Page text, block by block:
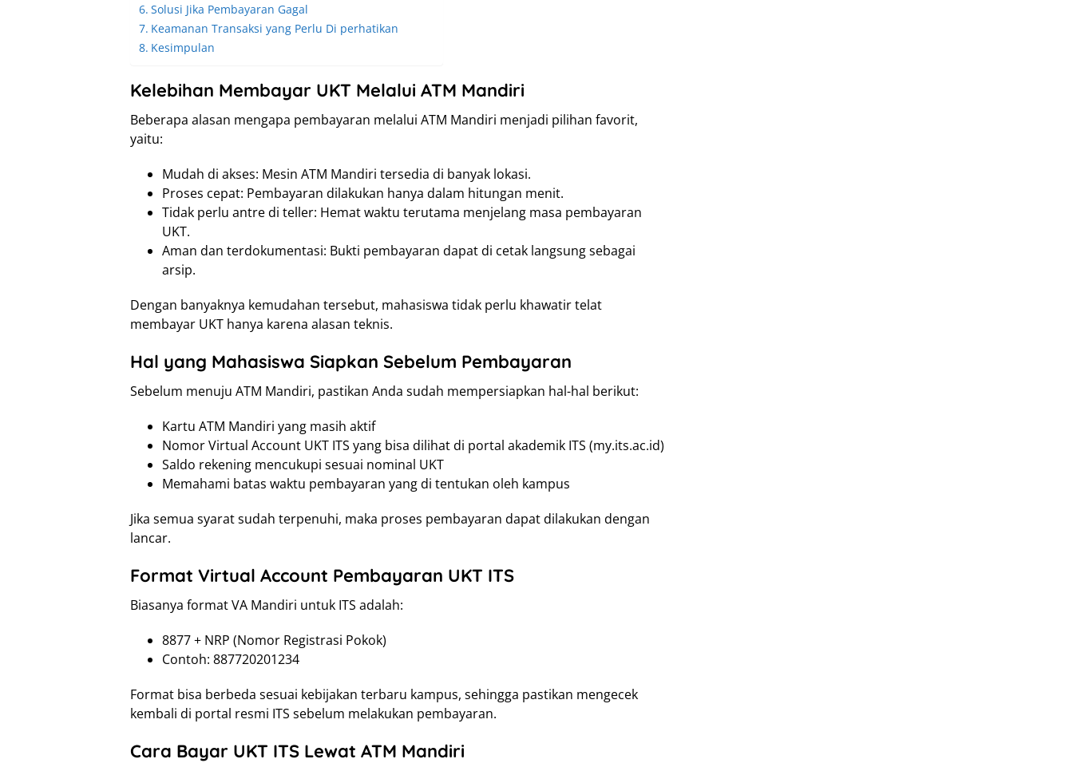
Solusi Jika Pembayaran Gagal
Keamanan Transaksi yang Perlu Di perhatikan
Kesimpulan
Kelebihan Membayar UKT Melalui ATM Mandiri
Beberapa alasan mengapa pembayaran melalui ATM Mandiri menjadi pilihan favorit,
yaitu:
Mudah di akses: Mesin ATM Mandiri tersedia di banyak lokasi.
Proses cepat: Pembayaran dilakukan hanya dalam hitungan menit.
Tidak perlu antre di teller: Hemat waktu terutama menjelang masa pembayaran
UKT.
Aman dan terdokumentasi: Bukti pembayaran dapat di cetak langsung sebagai
arsip.
Dengan banyaknya kemudahan tersebut, mahasiswa tidak perlu khawatir telat
membayar UKT hanya karena alasan teknis.
Hal yang Mahasiswa Siapkan Sebelum Pembayaran
Sebelum menuju ATM Mandiri, pastikan Anda sudah mempersiapkan hal-hal berikut:
Kartu ATM Mandiri yang masih aktif
Nomor Virtual Account UKT ITS yang bisa dilihat di portal akademik ITS (my.its.ac.id)
Saldo rekening mencukupi sesuai nominal UKT
Memahami batas waktu pembayaran yang di tentukan oleh kampus
Jika semua syarat sudah terpenuhi, maka proses pembayaran dapat dilakukan dengan
lancar.
Format Virtual Account Pembayaran UKT ITS
Biasanya format VA Mandiri untuk ITS adalah:
8877 + NRP (Nomor Registrasi Pokok)
Contoh: 887720201234
Format bisa berbeda sesuai kebijakan terbaru kampus, sehingga pastikan mengecek
kembali di portal resmi ITS sebelum melakukan pembayaran.
Cara Bayar UKT ITS Lewat ATM Mandiri